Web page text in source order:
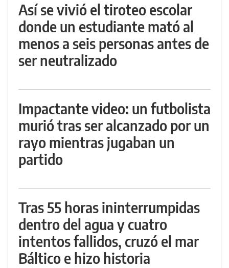
Así se vivió el tiroteo escolar
donde un estudiante mató al
menos a seis personas antes de
ser neutralizado
Impactante video: un futbolista
murió tras ser alcanzado por un
rayo mientras jugaban un
partido
Tras 55 horas ininterrumpidas
dentro del agua y cuatro
intentos fallidos, cruzó el mar
Báltico e hizo historia